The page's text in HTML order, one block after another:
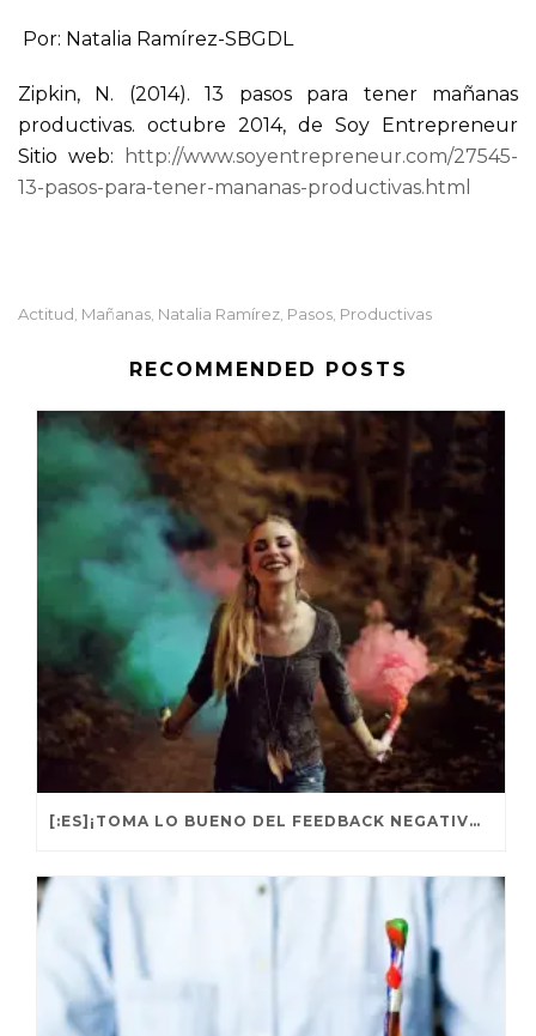
Por: Natalia Ramírez-SBGDL
Zipkin, N. (2014). 13 pasos para tener mañanas
productivas. octubre 2014, de Soy Entrepreneur
Sitio web:
http://www.soyentrepreneur.com/27545-
13-pasos-para-tener-mananas-productivas.html
Actitud, Mañanas, Natalia Ramírez, Pasos, Productivas
RECOMMENDED POSTS
[:ES]¡TOMA LO BUENO DEL FEEDBACK NEGATIVO! – TIPS MARKETING[:]